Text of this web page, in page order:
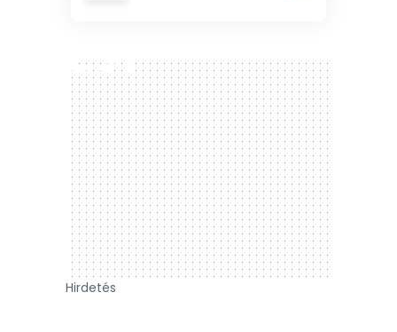
300 x 250
Hirdetés